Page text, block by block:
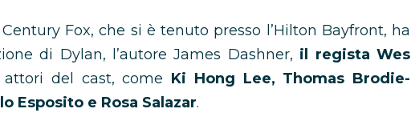
Fox, che si è tenuto presso l’Hilton Bayfront, ha
di Dylan, l’autore James Dashner, il regista Wes
del cast, come Ki Hong Lee, Thomas Brodie-
Esposito e Rosa Salazar.